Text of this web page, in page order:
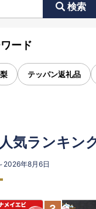
検索
ード
梨 テッパン返礼品
気ランキン
2026年8月6日